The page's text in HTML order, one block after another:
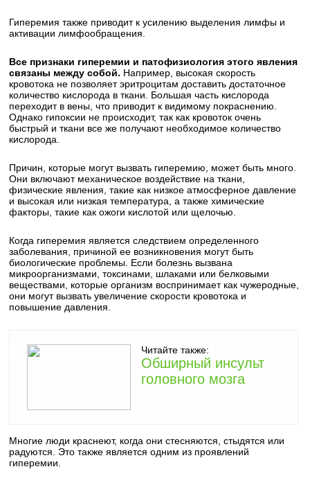
Гиперемия также приводит к усилению выделения лимфы и
активации лимфообращения.
Все признаки гиперемии и патофизиология этого явления
связаны между собой. Например, высокая скорость
кровотока не позволяет эритроцитам доставить достаточное
количество кислорода в ткани. Большая часть кислорода
переходит в вены, что приводит к видимому покраснению.
Однако гипоксии не происходит, так как кровоток очень
быстрый и ткани все же получают необходимое количество
кислорода.
Причин, которые могут вызвать гиперемию, может быть много.
Они включают механическое воздействие на ткани,
физические явления, такие как низкое атмосферное давление
и высокая или низкая температура, а также химические
факторы, такие как ожоги кислотой или щелочью.
Когда гиперемия является следствием определенного
заболевания, причиной ее возникновения могут быть
биологические проблемы. Если болезнь вызвана
микроорганизмами, токсинами, шлаками или белковыми
веществами, которые организм воспринимает как чужеродные,
они могут вызвать увеличение скорости кровотока и
повышение давления.
Читайте также:
Обширный инсульт
головного мозга
Многие люди краснеют, когда они стесняются, стыдятся или
радуются. Это также является одним из проявлений
гиперемии.